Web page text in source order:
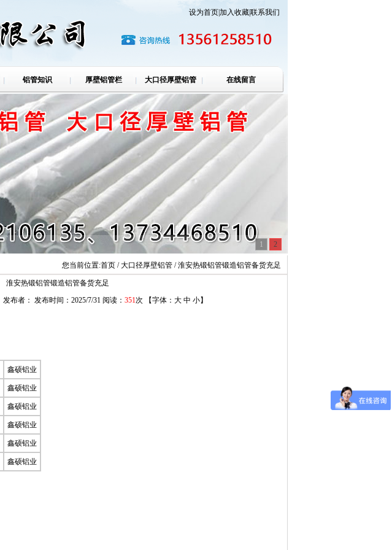
设为首页加入收藏联系我们
铝管知识 厚壁铝管栏 大口径厚壁铝管 在线留言
1 2
您当前位置:首页 / 大口径厚壁铝管 / 淮安热锻铝管锻造铝管备货充足
淮安热锻铝管锻造铝管备货充足
发布者： 发布时间：2025/7/31 阅读： 351次 【字体： 大 中 小】
鑫硕铝业
鑫硕铝业
鑫硕铝业
鑫硕铝业
鑫硕铝业
鑫硕铝业